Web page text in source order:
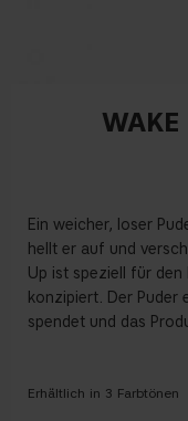
WAKE
Ein weicher, loser
hellt er auf und
Up ist speziell für
konzipiert. Der Puder
spendet und das
Erhältlich in 3 Farbtönen